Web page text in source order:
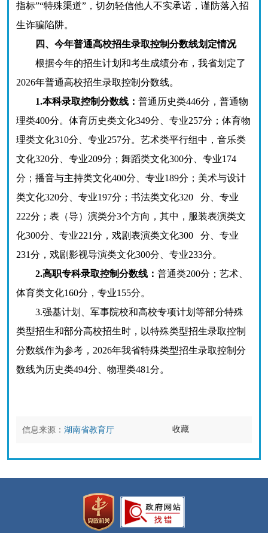
指标”“特殊渠道”，切勿轻信他人不实承诺，谨防落入招
生诈骗陷阱。
四、今年普通高校招生录取控制分数线划定情况
根据今年的招生计划和考生成绩分布，我省划定了
2026年普通高校招生录取控制分数线。
1.本科录取控制分数线： 普通历史类446分，普通物
理类400分。体育历史类文化349分、专业257分；体育物
理类文化310分、专业257分。艺术类平行组中，音乐类
文化320分、专业209分；舞蹈类文化300分、专业174
分；播音与主持类文化400分、专业189分；美术与设计
类文化320分、专业197分；书法类文化320 分、专业
222分；表（导）演类分3个方向，其中，服装表演类文
化300分、专业221分，戏剧表演类文化300 分、专业
231分，戏剧影视导演类文化300分、专业233分。
2.高职专科录取控制分数线： 普通类200分；艺术、
体育类文化160分，专业155分。
3.强基计划、军事院校和高校专项计划等部分特殊
类型招生和部分高校招生时，以特殊类型招生录取控制
分数线作为参考，2026年我省特殊类型招生录取控制分
数线为历史类494分、物理类481分。
信息来源： 湖南省教育厅 收藏